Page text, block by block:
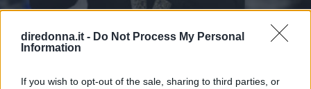
diredonna.it - Do Not Process My Personal
Information
If you wish to opt-out of the sale, sharing to third parties, or